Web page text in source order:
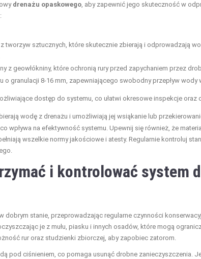
drenażu opaskowego, aby zapewnić jego skuteczność w
tworzyw sztucznych, które skutecznie zbierają i odprowadzają
z geowłókniny, które ochronią rury przed zapychaniem przez
o granulacji 8-16 mm, zapewniającego swobodny przepływ wody
dostęp do systemu, co ułatwi okresowe inspekcje oraz
wodę z drenażu i umożliwiają jej wsiąkanie lub
wpływa na efektywność systemu. Upewnij się również, że
wszelkie normy jakościowe i atesty. Regularnie kontroluj
i kontrolować system
dobrym stanie, przeprowadzając regularne czynności
je z mułu, piasku i innych osadów, które mogą
rur oraz studzienki zbiorczej, aby zapobiec zatorom.
pod ciśnieniem, co pomaga usunąć drobne zanieczyszczenia.